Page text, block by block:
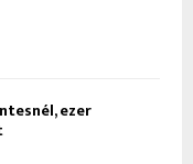
ezer